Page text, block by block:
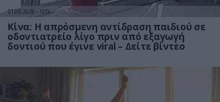
01.08.2026 12:14
Κίνα: Η απρόσμενη αντίδραση παιδιού σε
οδοντιατρείο λίγο πριν από εξαγωγή
δοντιού που έγινε viral – Δείτε βίντεο